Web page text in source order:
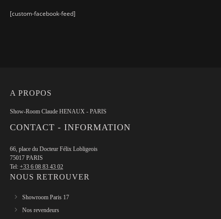
[custom-facebook-feed]
A PROPOS
Show-Room Claude HENAUX - PARIS
CONTACT - INFORMATION
66, place du Docteur Félix Lobligeois
75017 PARIS
Tel: +33 6 08 83 43 02
NOUS RETROUVER
Showroom Paris 17
Nos revendeurs